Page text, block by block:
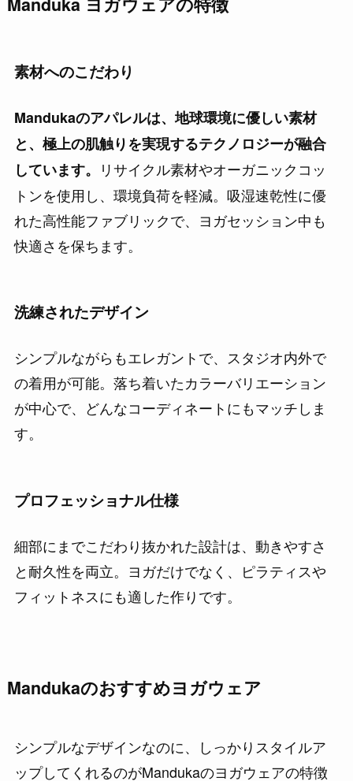
素材へのこだわり
Mandukaのアパレルは、地球環境に優しい素材
と、極上の肌触りを実現するテクノロジーが融合
しています。 リサイクル素材やオーガニックコッ
トンを使用し、環境負荷を軽減。吸湿速乾性に優
れた高性能ファブリックで、ヨガセッション中も
快適さを保ちます。
洗練されたデザイン
シンプルながらもエレガントで、スタジオ内外で
の着用が可能。落ち着いたカラーバリエーション
が中心で、どんなコーディネートにもマッチしま
す。
プロフェッショナル仕様
細部にまでこだわり抜かれた設計は、動きやすさ
と耐久性を両立。ヨガだけでなく、ピラティスや
フィットネスにも適した作りです。
Mandukaのおすすめヨガウェア
シンプルなデザインなのに、しっかりスタイルア
ップしてくれるのがMandukaのヨガウェアの特徴